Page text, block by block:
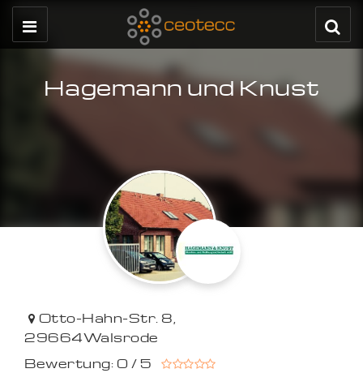
Hagemann und Knust
Otto-Hahn-Str. 8,
29664Walsrode
Bewertung: 0 / 5